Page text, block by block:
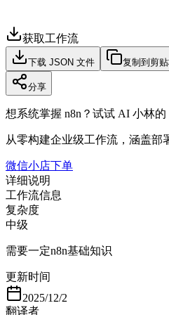
获取工作流
下载 JSON 文件 复制到剪
分享
想系统掌握 n8n？试试 AI 小林的
从零构建企业级工作流，涵盖
微信小店下单
详细说明
工作流信息
复杂度
中级
需要一定n8n基础知识
更新时间
2025/12/2
翻译者